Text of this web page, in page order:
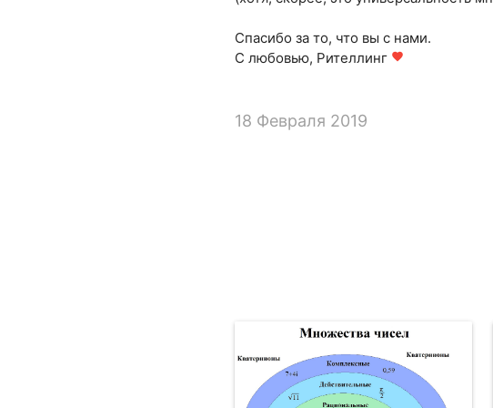
Спасибо за то, что вы с нами.
С любовью, Рителлинг favorite
18 Февраля 2019